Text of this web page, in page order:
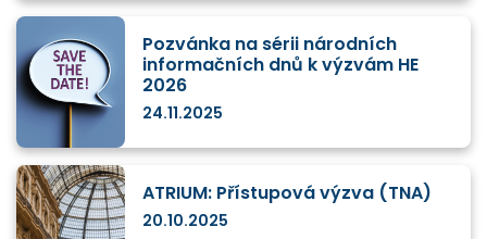
Pozvánka na sérii národních
informačních dnů k výzvám HE
2026
24.11.2025
ATRIUM: Přístupová výzva (TNA)
20.10.2025